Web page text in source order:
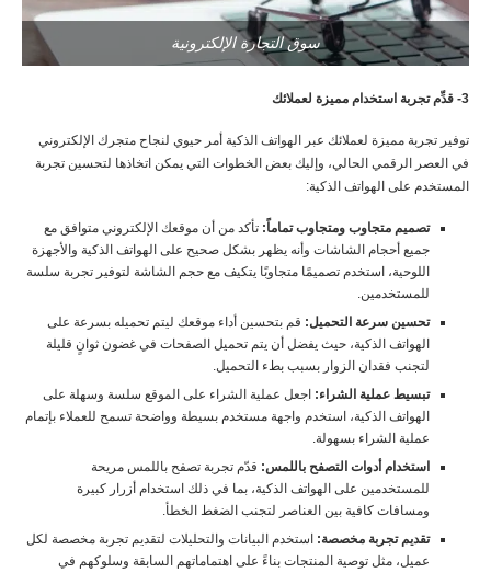
سوق التجارة الإلكترونية
3- قدِّم تجربة استخدام مميزة لعملائك
توفير تجربة مميزة لعملائك عبر الهواتف الذكية أمر حيوي لنجاح متجرك الإلكتروني
في العصر الرقمي الحالي، وإليك بعض الخطوات التي يمكن اتخاذها لتحسين تجربة
المستخدم على الهواتف الذكية:
تصميم متجاوب ومتجاوب تماماً: تأكد من أن موقعك الإلكتروني متوافق مع
جميع أحجام الشاشات وأنه يظهر بشكل صحيح على الهواتف الذكية والأجهزة
اللوحية، استخدم تصميمًا متجاوبًا يتكيف مع حجم الشاشة لتوفير تجربة سلسة
للمستخدمين.
تحسين سرعة التحميل: قم بتحسين أداء موقعك ليتم تحميله بسرعة على
الهواتف الذكية، حيث يفضل أن يتم تحميل الصفحات في غضون ثوانٍ قليلة
لتجنب فقدان الزوار بسبب بطء التحميل.
تبسيط عملية الشراء: اجعل عملية الشراء على الموقع سلسة وسهلة على
الهواتف الذكية، استخدم واجهة مستخدم بسيطة وواضحة تسمح للعملاء بإتمام
عملية الشراء بسهولة.
استخدام أدوات التصفح باللمس: قدّم تجربة تصفح باللمس مريحة
للمستخدمين على الهواتف الذكية، بما في ذلك استخدام أزرار كبيرة
ومسافات كافية بين العناصر لتجنب الضغط الخطأ.
تقديم تجربة مخصصة: استخدم البيانات والتحليلات لتقديم تجربة مخصصة لكل
عميل، مثل توصية المنتجات بناءً على اهتماماتهم السابقة وسلوكهم في